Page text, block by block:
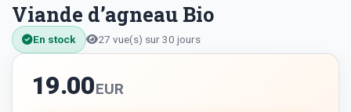
Viande d’agneau Bio
En stock 27 vue(s) sur 30 jours
19.00EUR